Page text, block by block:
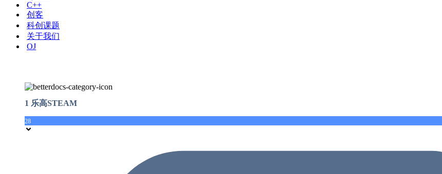
C++
创客
科创课题
关于我们
OJ
1 乐高STEAM
28